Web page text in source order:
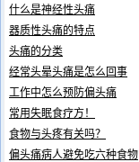
什么是神经性头痛
器质性头痛的特点
头痛的分类
经常头晕头痛是怎么回事
工作中怎么预防偏头痛
常用失眠食疗方！
食物与头疼有关吗？
偏头痛病人避免吃六种食物